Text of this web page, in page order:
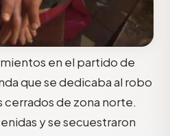
en el partido de
que se dedicaba al robo
cerrados de zona norte.
y se secuestraron